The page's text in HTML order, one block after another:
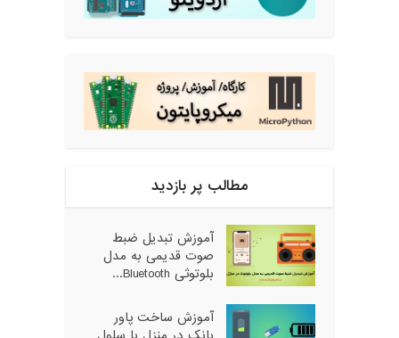
مطالب پر بازدید
آموزش تبدیل ضبط
صوت قدیمی به مدل
بلوتوثی Bluetooth...
آموزش ساخت پاور